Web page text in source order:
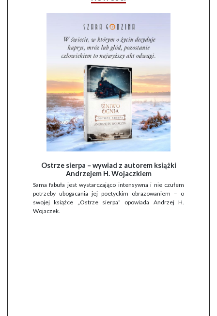
Ostrze sierpa – wywiad z autorem książki
Andrzejem H. Wojaczkiem
Sama fabuła jest wystarczająco intensywna i nie czułem
potrzeby ubogacania jej poetyckim obrazowaniem – o
swojej książce „Ostrze sierpa” opowiada Andrzej H.
Wojaczek.